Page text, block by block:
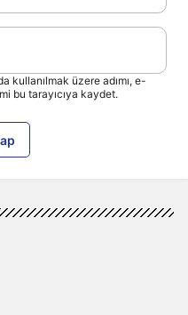
kullanılmak üzere adımı, e-
bu tarayıcıya kaydet.